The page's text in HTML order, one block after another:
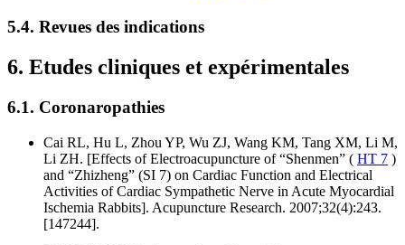
5.4. Revues des indications
6. Etudes cliniques et expérimentales
6.1. Coronaropathies
Cai RL, Hu L, Zhou YP, Wu ZJ, Wang KM, Tang XM, Li M,
Li ZH. [Effects of Electroacupuncture of “Shenmen” ( HT 7 )
and “Zhizheng” (SI 7) on Cardiac Function and Electrical
Activities of Cardiac Sympathetic Nerve in Acute Myocardial
Ischemia Rabbits]. Acupuncture Research. 2007;32(4):243.
[147244].